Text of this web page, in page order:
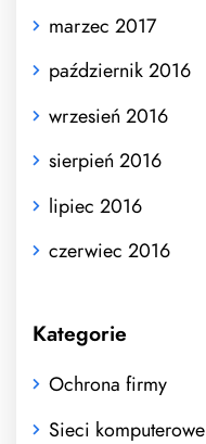
marzec 2017
październik 2016
wrzesień 2016
sierpień 2016
lipiec 2016
czerwiec 2016
Kategorie
Ochrona firmy
Sieci komputerowe